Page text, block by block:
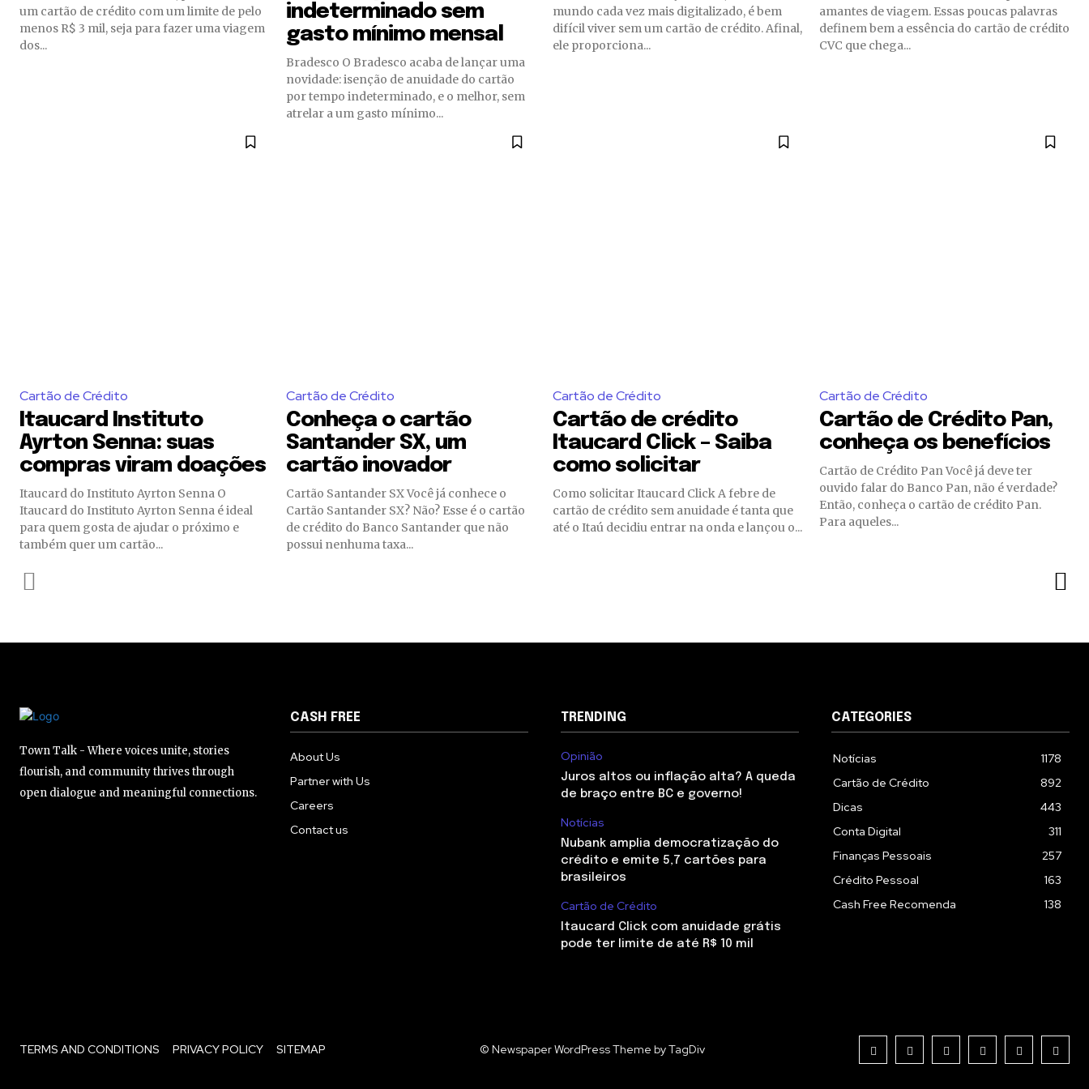
tdc_css=”eyJhbGwiOnsibWFyZ2luLWJvdHRvbSI6IjAiLCJkaXNwbGF5IjoiIn19″]
um cartão de crédito com um limite de pelo
menos R$ 3 mil, seja para fazer uma viagem
dos...
indeterminado sem
gasto mínimo mensal
Bradesco O Bradesco acaba de lançar uma
novidade: isenção de anuidade do cartão
por tempo indeterminado, e o melhor, sem
atrelar a um gasto mínimo...
mundo cada vez mais digitalizado, é bem
difícil viver sem um cartão de crédito. Afinal,
ele proporciona...
amantes de viagem. Essas poucas palavras
definem bem a essência do cartão de crédito
CVC que chega...
Cartão de Crédito
Itaucard Instituto
Ayrton Senna: suas
compras viram doações
Itaucard do Instituto Ayrton Senna O
Itaucard do Instituto Ayrton Senna é ideal
para quem gosta de ajudar o próximo e
também quer um cartão...
Cartão de Crédito
Conheça o cartão
Santander SX, um
cartão inovador
Cartão Santander SX Você já conhece o
Cartão Santander SX? Não? Esse é o cartão
de crédito do Banco Santander que não
possui nenhuma taxa...
Cartão de Crédito
Cartão de crédito
Itaucard Click – Saiba
como solicitar
Como solicitar Itaucard Click A febre de
cartão de crédito sem anuidade é tanta que
até o Itaú decidiu entrar na onda e lançou o...
Cartão de Crédito
Cartão de Crédito Pan,
conheça os benefícios
Cartão de Crédito Pan Você já deve ter
ouvido falar do Banco Pan, não é verdade?
Então, conheça o cartão de crédito Pan.
Para aqueles...
Town Talk - Where voices unite, stories
flourish, and community thrives through
open dialogue and meaningful connections.
CASH FREE
About Us
Partner with Us
Careers
Contact us
TRENDING
Opinião
Juros altos ou inflação alta? A queda
de braço entre BC e governo!
Notícias
Nubank amplia democratização do
crédito e emite 5,7 cartões para
brasileiros
Cartão de Crédito
Itaucard Click com anuidade grátis
pode ter limite de até R$ 10 mil
CATEGORIES
Notícias
1178
Cartão de Crédito
892
Dicas
443
Conta Digital
311
Finanças Pessoais
257
Crédito Pessoal
163
Cash Free Recomenda
138
TERMS AND CONDITIONS PRIVACY POLICY SITEMAP © Newspaper WordPress Theme by TagDiv